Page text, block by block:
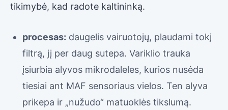
tikimybė, kad radote kaltininką.
procesas: daugelis vairuotojų, plaudami tokį
filtrą, jį per daug sutepa. Variklio trauka
įsiurbia alyvos mikrodaleles, kurios nusėda
tiesiai ant MAF sensoriaus vielos. Ten alyva
prikepa ir „nužudo“ matuoklės tikslumą.